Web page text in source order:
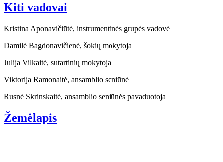
Kiti vadovai
Kristina Aponavičiūtė, instrumentinės grupės vadovė
Damilė Bagdonavičienė, šokių mokytoja
Julija Vilkaitė, sutartinių mokytoja
Viktorija Ramonaitė, ansamblio seniūnė
Rusnė Skrinskaitė, ansamblio seniūnės pavaduotoja
Žemėlapis